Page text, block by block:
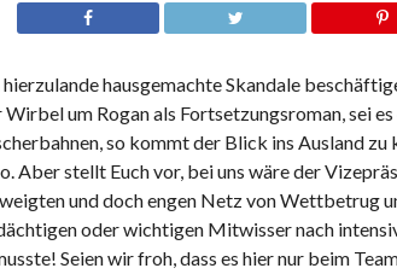
hierzulande hausgemachte Skandale
Wirbel um Rogan als Fortsetzungsroman, sei
so kommt der Blick ins Ausland
Aber stellt Euch vor, bei uns wäre der
und doch engen Netz von Wettbetrug
oder wichtigen Mitwisser nach
Seien wir froh, dass es hier nur beim